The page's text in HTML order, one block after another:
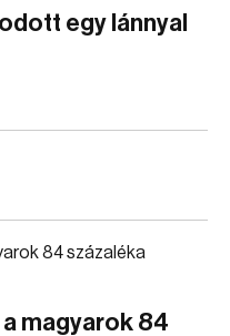
egy lánnyal
magyarok 84